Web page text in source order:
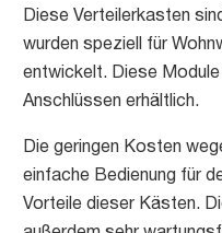
Diese Verteilerkasten
wurden speziell für
entwickelt. Diese
Anschlüssen erhältlich.
Die geringen Kosten
einfache Bedienung für
Vorteile dieser Kästen.